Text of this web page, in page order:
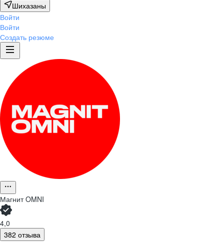
Шихазаны
Войти
Войти
Создать резюме
Магнит OMNI
4,0
382 отзыва